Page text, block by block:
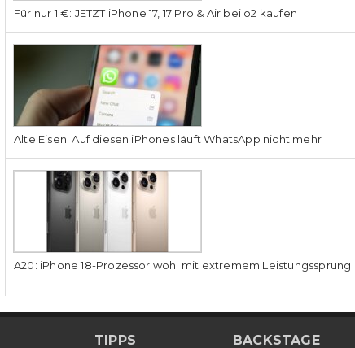
Für nur 1 €: JETZT iPhone 17, 17 Pro & Air bei o2 kaufen
Alte Eisen: Auf diesen iPhones läuft WhatsApp nicht mehr
A20: iPhone 18-Prozessor wohl mit extremem Leistungssprung
TIPPS BACKSTAGE